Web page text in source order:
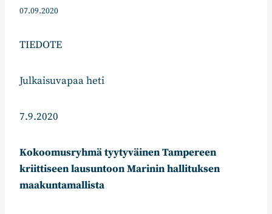
07.09.2020
TIEDOTE
Julkaisuvapaa heti
7.9.2020
Kokoomusryhmä tyytyväinen Tampereen
kriittiseen lausuntoon Marinin hallituksen
maakuntamallista